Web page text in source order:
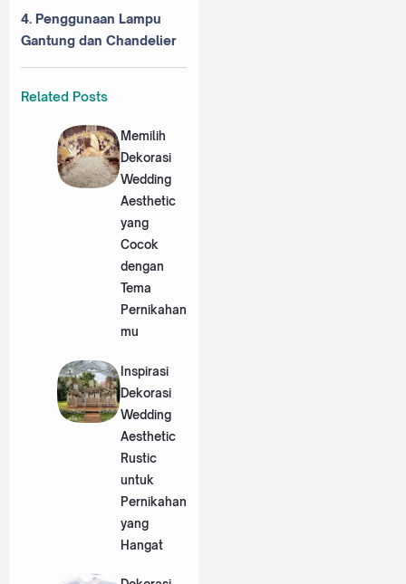
4. Penggunaan Lampu
Gantung dan Chandelier
Related Posts
Memilih
Dekorasi
Wedding
Aesthetic
yang
Cocok
dengan
Tema
Pernikahan
mu
Inspirasi
Dekorasi
Wedding
Aesthetic
Rustic
untuk
Pernikahan
yang
Hangat